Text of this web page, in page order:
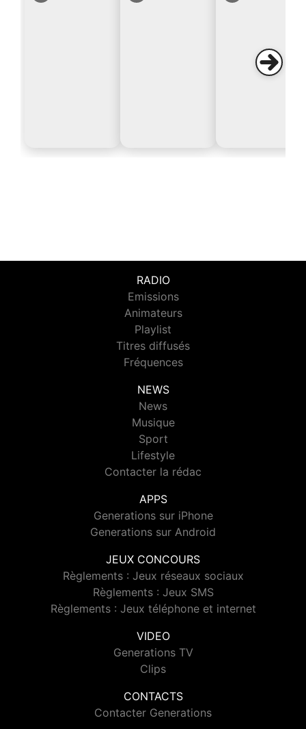
RADIO
Emissions
Animateurs
Playlist
Titres diffusés
Fréquences
NEWS
News
Musique
Sport
Lifestyle
Contacter la rédac
APPS
Generations sur iPhone
Generations sur Android
JEUX CONCOURS
Règlements : Jeux réseaux sociaux
Règlements : Jeux SMS
Règlements : Jeux téléphone et internet
VIDEO
Generations TV
Clips
CONTACTS
Contacter Generations